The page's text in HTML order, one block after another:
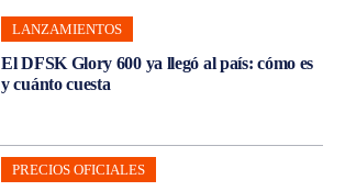
LANZAMIENTOS
El DFSK Glory 600 ya llegó al país: cómo es
y cuánto cuesta
PRECIOS OFICIALES